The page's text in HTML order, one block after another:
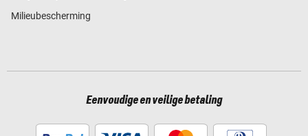
Milieubescherming
Eenvoudige en veilige betaling